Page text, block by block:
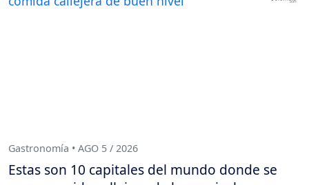
Gastronomía • AGO 5 / 2026
Estas son 10 capitales del mundo donde se